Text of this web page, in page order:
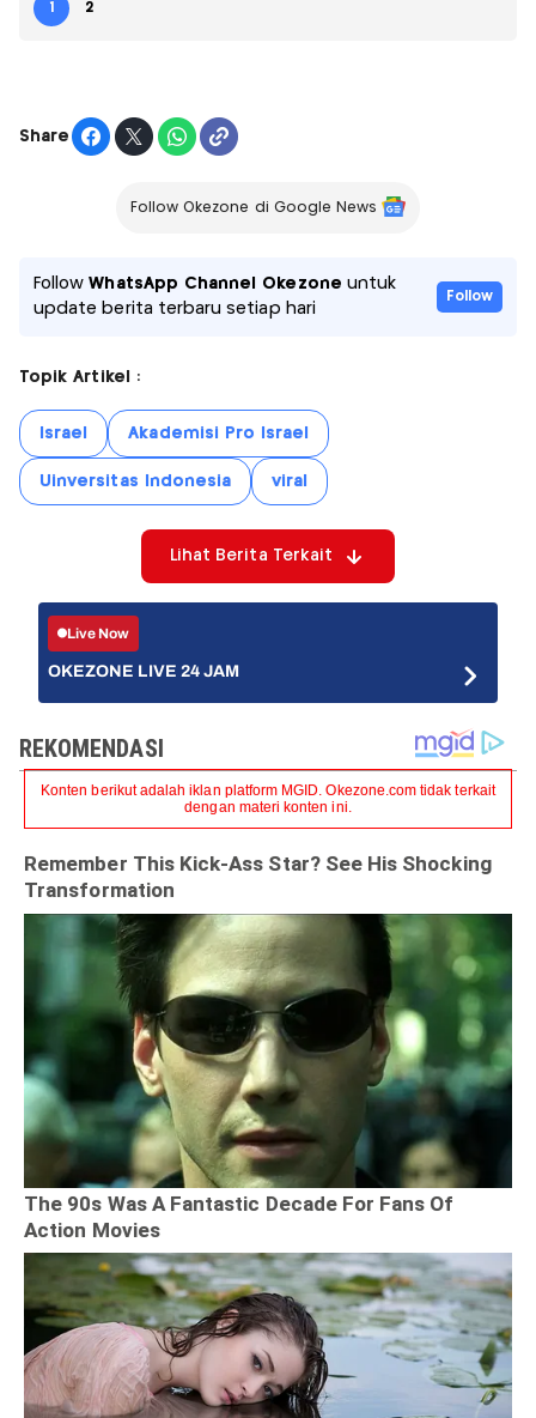
1 2
Share
Follow Okezone di Google News
FollowWhatsApp Channel Okezone untuk
update berita terbaru setiap hari
Follow
Topik Artikel :
Israel Akademisi Pro Israel
Uinversitas Indonesia viral
Lihat Berita Terkait
Live Now
OKEZONE LIVE 24 JAM